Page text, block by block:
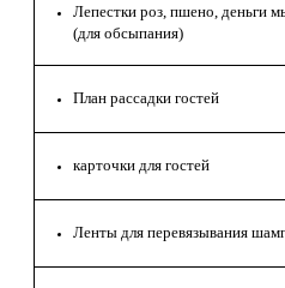
Лепестки роз, пшено, деньги
(для обсыпания)
План рассадки гостей
карточки для гостей
Ленты для перевязывания